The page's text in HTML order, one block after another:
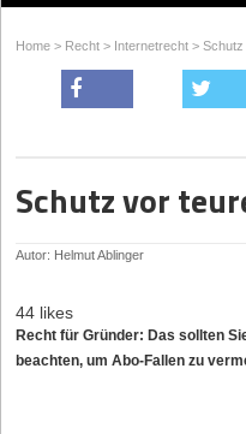
Home > Recht > Internetrecht > Schutz
Schutz vor
Autor: Helmut Ablinger
44 likes
Recht für Gründer: Das sollten
beachten, um Abo-Fallen zu